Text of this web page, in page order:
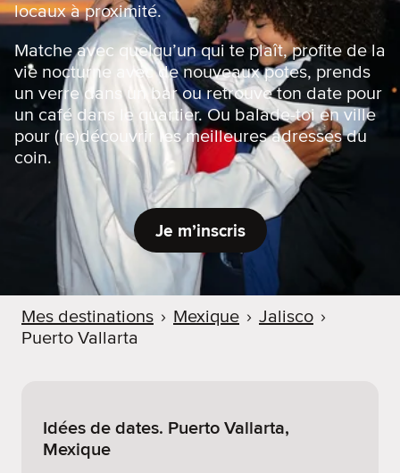
locaux à proximité.
Matche avec quelqu’un qui te plaît, profite de la
vie nocturne avec de nouveaux potes, prends
un verre dans un bar ou retrouve ton date pour
un café dans le quartier. Ou balade-toi en ville
pour (re)découvrir les meilleures adresses du
coin.
Je m’inscris
Mes destinations › Mexique › Jalisco ›
Puerto Vallarta
Idées de dates. Puerto Vallarta,
Mexique